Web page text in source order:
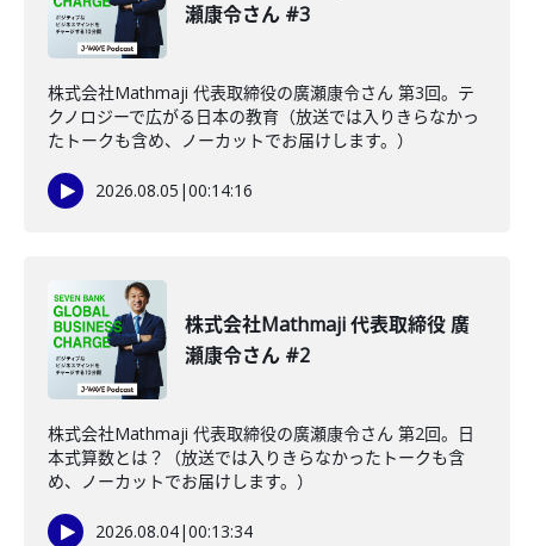
瀬康令さん #3
株式会社Mathmaji 代表取締役の廣瀬康令さん 第3回。テ
クノロジーで広がる日本の教育（放送では入りきらなかっ
たトークも含め、ノーカットでお届けします。）
2026.08.05 |00:14:16
株式会社Mathmaji 代表取締役 廣
瀬康令さん #2
株式会社Mathmaji 代表取締役の廣瀬康令さん 第2回。日
本式算数とは？（放送では入りきらなかったトークも含
め、ノーカットでお届けします。）
2026.08.04|00:13:34